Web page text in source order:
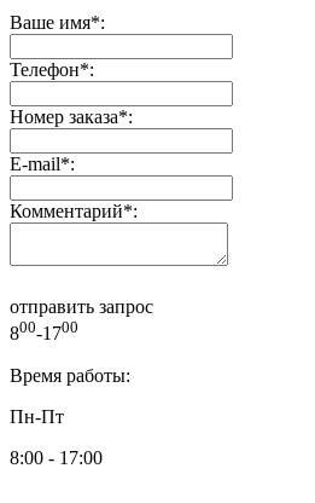
Ваше имя*:
Телефон*:
Номер заказа*:
E-mail*:
Комментарий*:
отправить запрос
800-1700
Время работы:
Пн-Пт
8:00 - 17:00